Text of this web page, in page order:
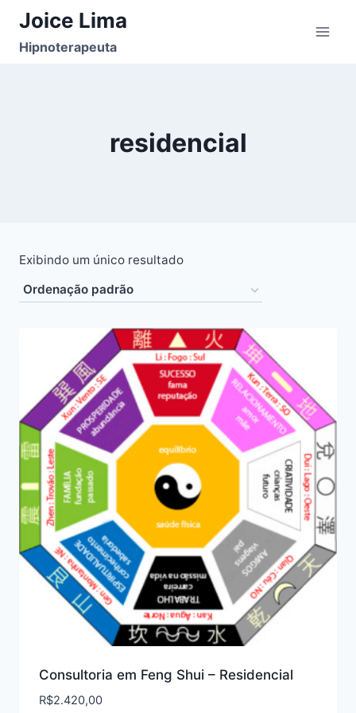
Pular
paraJoice Lima
Hipnoterapeuta
residencial
Exibindo um único resultado
Consultoria em Feng Shui – Residencial
R$2.420,00